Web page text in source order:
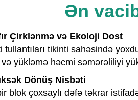
Ən
Çirklənmə və Ekoloji Dost
tullantıları tikinti sahəsində
yükləmə həcmi səmərəliliyi
Dönüş Nisbəti
blok çoxsaylı dəfə təkrar